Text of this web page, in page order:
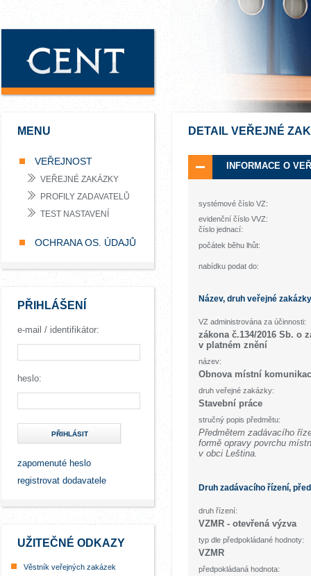
MENU
VEŘEJNOST
VEŘEJNÉ ZAKÁZKY
PROFILY ZADAVATELŮ
TEST NASTAVENÍ
OCHRANA OS. ÚDAJŮ
PŘIHLÁŠENÍ
e-mail / identifikátor:
heslo:
PŘIHLÁSIT
zapomenuté heslo
registrovat dodavatele
UŽITEČNÉ ODKAZY
Věstník veřejných zakázek
DETAIL VEŘEJNÉ
INFORMACE O
systémové číslo VZ:
evidenční číslo VVZ:
číslo jednací:
počátek běhu lhůt:
nabídku podat do:
Název, druh veřejné
VZ administrována za účinnosti:
zákona č.134/2016 Sb. o
v platném znění
název:
Obnova místní
druh veřejné zakázky:
Stavební práce
stručný popis předmětu:
Předmětem zadávacího
formě opravy povrchu
v obci Leština.
Druh zadávacího řízení,
druh řízení:
VZMR - otevřená výzva
typ dle předpokládané hodnoty:
VZMR
předpokládaná hodnota: